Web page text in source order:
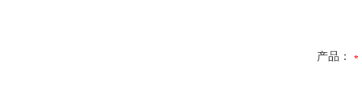
产品：